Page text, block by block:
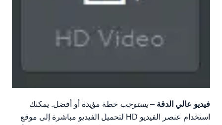
فيديو عالي الدقة – يستوجب خطة مؤيدة أو أفضل. يمكنك
استخدام عنصر الفيديو HD لتحميل الفيديو مباشرة إلى موقع